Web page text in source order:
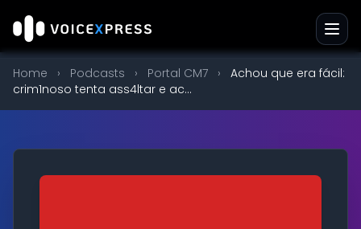
Home › Podcasts › Portal CM7 ›
Achou que era fácil:
crim1noso tenta ass4ltar e ac...